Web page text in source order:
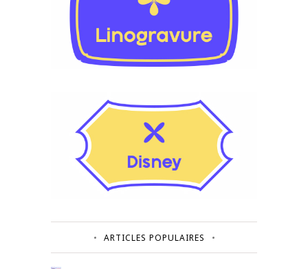
ARTICLES POPULAIRES